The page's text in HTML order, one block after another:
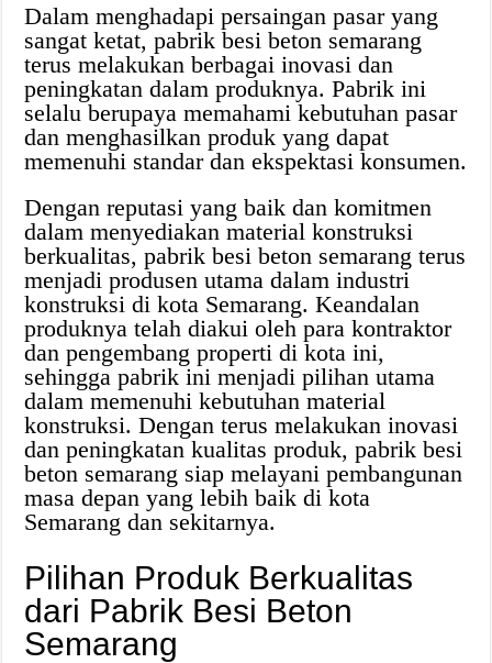
Dalam menghadapi persaingan pasar yang
sangat ketat, pabrik besi beton semarang
terus melakukan berbagai inovasi dan
peningkatan dalam produknya. Pabrik ini
selalu berupaya memahami kebutuhan pasar
dan menghasilkan produk yang dapat
memenuhi standar dan ekspektasi konsumen.
Dengan reputasi yang baik dan komitmen
dalam menyediakan material konstruksi
berkualitas, pabrik besi beton semarang terus
menjadi produsen utama dalam industri
konstruksi di kota Semarang. Keandalan
produknya telah diakui oleh para kontraktor
dan pengembang properti di kota ini,
sehingga pabrik ini menjadi pilihan utama
dalam memenuhi kebutuhan material
konstruksi. Dengan terus melakukan inovasi
dan peningkatan kualitas produk, pabrik besi
beton semarang siap melayani pembangunan
masa depan yang lebih baik di kota
Semarang dan sekitarnya.
Pilihan Produk Berkualitas
dari Pabrik Besi Beton
Semarang